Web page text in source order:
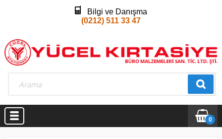
Bilgi ve Danışma
(0212) 511 33 47
0